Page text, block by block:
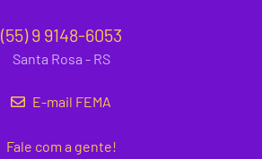
(55) 9 9148-6053
Santa Rosa - RS
E-mail FEMA
Fale com a gente!